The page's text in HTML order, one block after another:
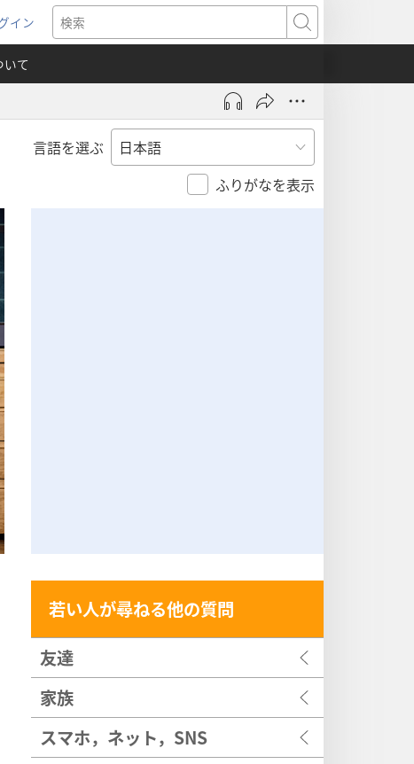
イン
（新
検
索
いて
言語を選ぶ
ふりがなを表示
若い人が尋ねる他の質問
友達
家族
スマホ，ネット，SNS